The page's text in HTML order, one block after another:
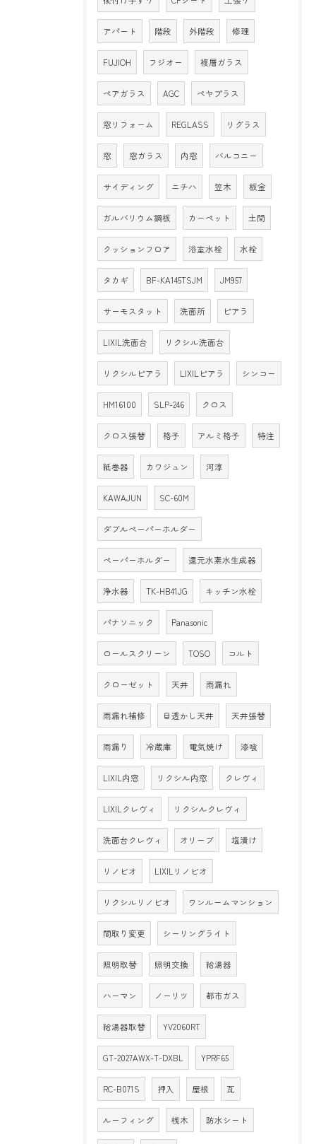
アパート 階段 外階段 修理
FUJIOH フジオー 複層ガラス
ペアガラス AGC ペヤプラス
窓リフォーム REGLASS リグラス
窓 窓ガラス 内窓 バルコニー
サイディング ニチハ 笠木 板金
ガルバリウム鋼板 カーペット 土間
クッションフロア 浴室水栓 水栓
タカギ BF-KA145TSJM JM957
サーモスタット 洗面所 ピアラ
LIXIL洗面台 リクシル洗面台
リクシルピアラ LIXILピアラ シンコー
HM16100 SLP-246 クロス
クロス張替 格子 アルミ格子 特注
紙巻器 カワジュン 河淳
KAWAJUN SC-60M
ダブルペーパーホルダー
ペーパーホルダー 還元水素水生成器
浄水器 TK-HB41JG キッチン水栓
パナソニック Panasonic
ロールスクリーン TOSO コルト
クローゼット 天井 雨漏れ
雨漏れ補修 目透かし天井 天井張替
雨漏り 冷蔵庫 電気焼け 漆喰
LIXIL内窓 リクシル内窓 クレヴィ
LIXILクレヴィ リクシルクレヴィ
洗面台クレヴィ オリーブ 塩漬け
リノビオ LIXILリノビオ
リクシルリノビオ ワンルームマンション
間取り変更 シーリングライト
照明取替 照明交換 給湯器
ハーマン ノーリツ 都市ガス
給湯器取替 YV2060RT
GT-2027AWX-T-DXBL YPRF65
RC-B071S 押入 屋根 瓦
ルーフィング 桟木 防水シート